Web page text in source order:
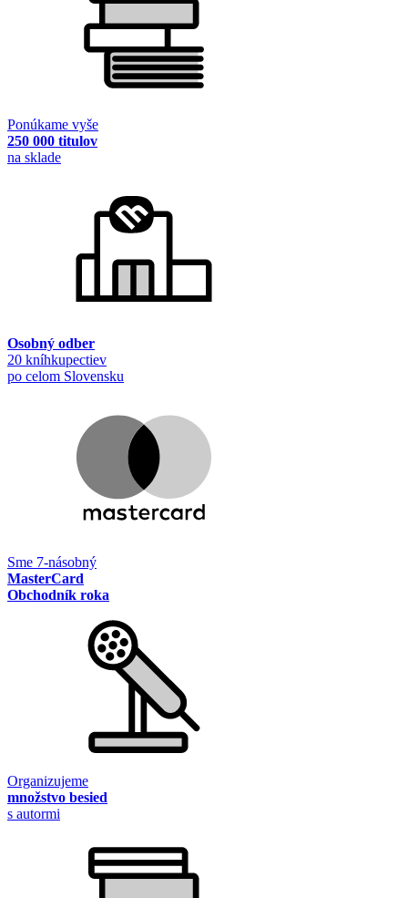
Ponúkame vyše
250 000 titulov
na sklade
Osobný odber
20 kníhkupectiev
po celom Slovensku
Sme 7-násobný
MasterCard
Obchodník roka
Organizujeme
množstvo besied
s autormi